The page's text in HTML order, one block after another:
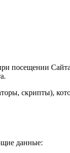
посещении
скрипты),
данные: